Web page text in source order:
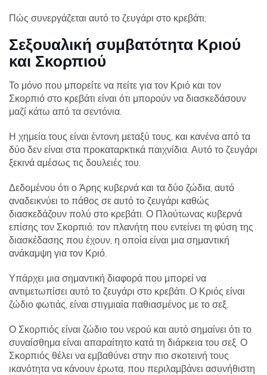
Πώς συνεργάζεται αυτό το ζευγάρι στο κρεβάτι;
Σεξουαλική συμβατότητα Κριού
και Σκορπιού
Το μόνο που μπορείτε να πείτε για τον Κριό και τον
Σκορπιό στο κρεβάτι είναι ότι μπορούν να διασκεδάσουν
μαζί κάτω από τα σεντόνια.
Η χημεία τους είναι έντονη μεταξύ τους, και κανένα από τα
δύο δεν είναι στα προκαταρκτικά παιχνίδια. Αυτό το ζευγάρι
ξεκινά αμέσως τις δουλειές του.
Δεδομένου ότι ο Άρης κυβερνά και τα δύο ζώδια, αυτό
αναδεικνύει το πάθος σε αυτό το ζευγάρι καθώς
διασκεδάζουν πολύ στο κρεβάτι. Ο Πλούτωνας κυβερνά
επίσης τον Σκορπιό: τον πλανήτη που εντείνει τη φύση της
διασκέδασης που έχουν, η οποία είναι μια σημαντική
ανάκαμψη για τον Κριό.
Υπάρχει μια σημαντική διαφορά που μπορεί να
αντιμετωπίσει αυτό το ζευγάρι στο κρεβάτι. Ο Κριός είναι
ζώδιο φωτιάς, είναι στιγμιαία παθιασμένος με το σεξ.
Ο Σκορπιός είναι ζώδιο του νερού και αυτό σημαίνει ότι το
συναίσθημα είναι απαραίτητο κατά τη διάρκεια του σεξ. Ο
Σκορπιός θέλει να εμβαθύνει στην πιο σκοτεινή τους
ικανότητα να κάνουν έρωτα, που περιλαμβάνει ασυνήθιστη